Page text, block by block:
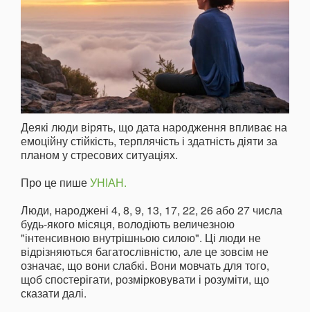
Деякі люди вірять, що дата народження впливає на
емоційну стійкість, терплячість і здатність діяти за
планом у стресових ситуаціях.
Про це пишеУНІАН.
Люди, народжені 4, 8, 9, 13, 17, 22, 26 або 27 числа
будь-якого місяця, володіють величезною
"інтенсивною внутрішньою силою". Ці люди не
відрізняються багатослівністю, але це зовсім не
означає, що вони слабкі. Вони мовчать для того,
щоб спостерігати, розмірковувати і розуміти, що
сказати далі.